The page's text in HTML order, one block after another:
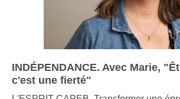
INDÉPENDANCE. Avec Marie,